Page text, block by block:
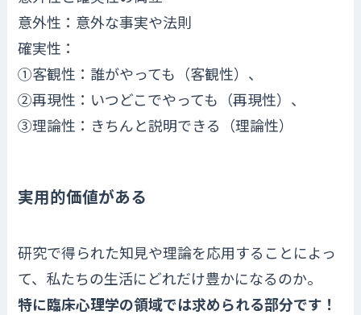
意外性：意外な事実や法則
確実性：
①客観性：誰がやっても（客観性）、
②再現性：いつどこでやっても（再現性）、
③理論性：きちんと説明できる（理論性）
実用的価値がある
研究で得られた知見や理論を応用することによっ
て、私たちの生活にどれだけ豊かになるのか。
特に臨床心理学の領域では求められる部分です！